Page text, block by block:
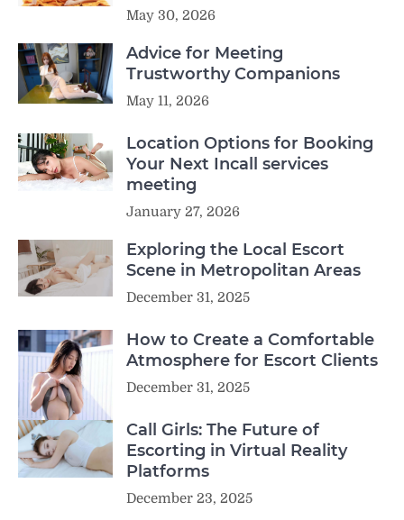
May 30, 2026
Advice for Meeting
Trustworthy Companions
May 11, 2026
Location Options for Booking
Your Next Incall services
meeting
January 27, 2026
Exploring the Local Escort
Scene in Metropolitan Areas
December 31, 2025
How to Create a Comfortable
Atmosphere for Escort Clients
December 31, 2025
Call Girls: The Future of
Escorting in Virtual Reality
Platforms
December 23, 2025